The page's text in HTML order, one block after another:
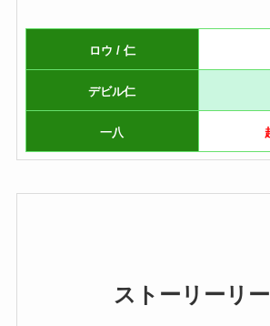
ロウ / 仁
デビル仁
一八
ストーリーリ